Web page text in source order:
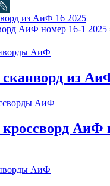
из АиФ 16 2025
АиФ номер 16-1 2025
из
АиФ